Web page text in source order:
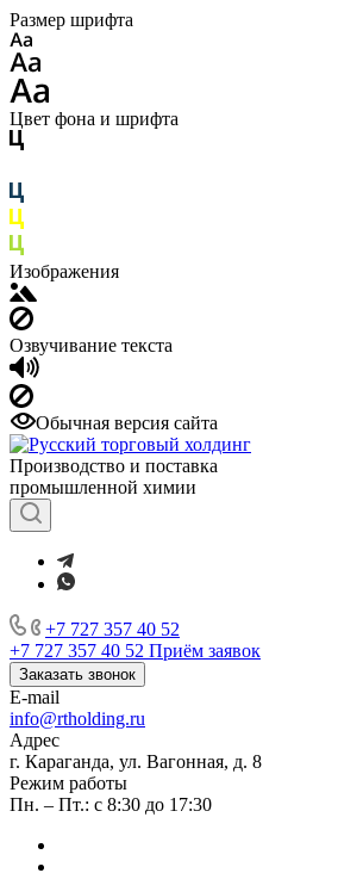
Размер шрифта
Цвет фона и шрифта
Изображения
Озвучивание текста
Обычная версия сайта
Производство и поставка
промышленной химии
+7 727 357 40 52
+7 727 357 40 52 Приём заявок
Заказать звонок
E-mail
info@rtholding.ru
Адрес
г. Караганда, ул. Вагонная, д. 8
Режим работы
Пн. – Пт.: с 8:30 до 17:30